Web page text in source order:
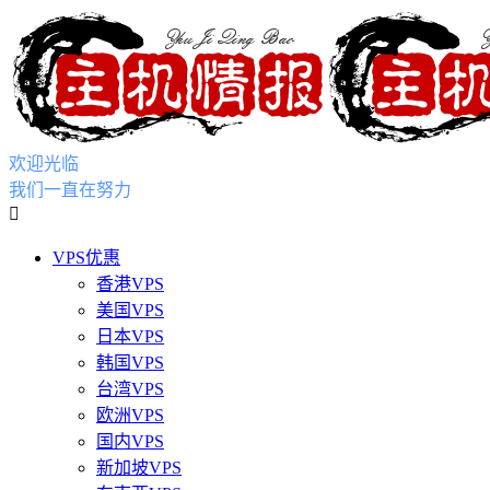
欢迎光临
我们一直在努力

VPS优惠
香港VPS
美国VPS
日本VPS
韩国VPS
台湾VPS
欧洲VPS
国内VPS
新加坡VPS